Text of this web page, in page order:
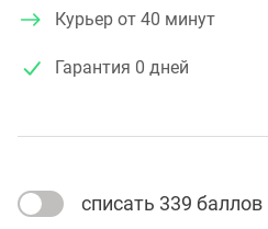
Курьер от 40 минут
Гарантия 0 дней
списать 339 баллов